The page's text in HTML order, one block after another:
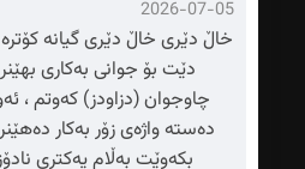
2026-07-05
خاڵ دێری خاڵ دێری گیانە
دێت بۆ جوانی بەکاری
چاوجوان (دزاودز) کەوتم ،
دەستە واژەی زۆر بەکار
بکەوێت بەڵام یەکتری